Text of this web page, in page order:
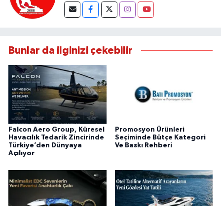
Bunlar da ilginizi çekebilir
Falcon Aero Group, Küresel
Havacılık Tedarik Zincirinde
Türkiye’den Dünyaya
Açılıyor
Promosyon Ürünleri
Seçiminde Bütçe Kategori
Ve Baskı Rehberi